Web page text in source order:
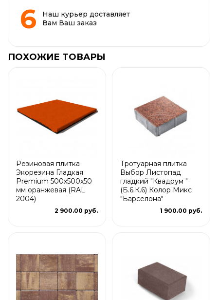
Наш курьер доставляет
Вам Ваш заказ
ПОХОЖИЕ ТОВАРЫ
Резиновая плитка
Экорезина Гладкая
Premium 500x500x50
мм оранжевая (RAL
2004)
2 900.00 руб.
Тротуарная плитка
Выбор Листопад
гладкий "Квадрум "
(Б.6.К.6) Колор Микс
"Барселона"
1 900.00 руб.